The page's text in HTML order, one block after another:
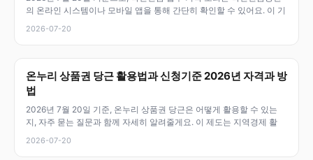
의 온라인 시스템이나 모바일 앱을 통해 간단히 확인할 수 있어요. 이 기
2026-07-20
온누리 상품권 당근 활용법과 신청기준 2026년 자격과 방
법
2026년 7월 20일 기준, 온누리 상품권 당근은 어떻게 활용할 수 있는
지, 자주 묻는 질문과 함께 자세히 알려줄게요. 이 제도는 지역경제 활
2026-07-20